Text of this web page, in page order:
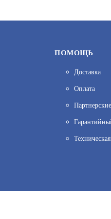
сервисов веб–аналитики.
АРТИКУЛ:
ПОМОЩЬ
Доставка
Оплата